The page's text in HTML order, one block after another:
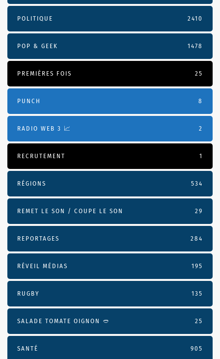
POLITIQUE 2410
POP & GEEK 1478
PREMIÈRES FOIS 25
PUNCH 8
RADIO WEB 3 📈 2
RECRUTEMENT 1
RÉGIONS 534
REMET LE SON / COUPE LE SON 29
REPORTAGES 284
RÉVEIL MÉDIAS 195
RUGBY 135
SALADE TOMATE OIGNON 🥙 25
SANTÉ 905